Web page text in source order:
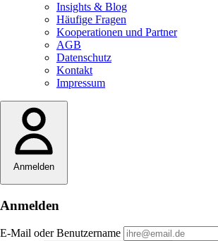
Insights & Blog
Häufige Fragen
Kooperationen und Partner
AGB
Datenschutz
Kontakt
Impressum
Anmelden
Anmelden
E-Mail oder Benutzername